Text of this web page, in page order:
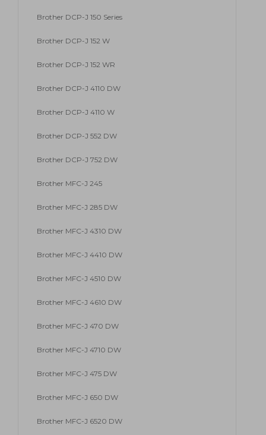
Brother DCP-J 150 Series
Brother DCP-J 152 W
Brother DCP-J 152 WR
Brother DCP-J 4110 DW
Brother DCP-J 4110 W
Brother DCP-J 552 DW
Brother DCP-J 752 DW
Brother MFC-J 245
Brother MFC-J 285 DW
Brother MFC-J 4310 DW
Brother MFC-J 4410 DW
Brother MFC-J 4510 DW
Brother MFC-J 4610 DW
Brother MFC-J 470 DW
Brother MFC-J 4710 DW
Brother MFC-J 475 DW
Brother MFC-J 650 DW
Brother MFC-J 6520 DW